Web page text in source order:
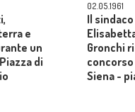
e
un
di
02.05.1961
Il
Gronchi
Siena -